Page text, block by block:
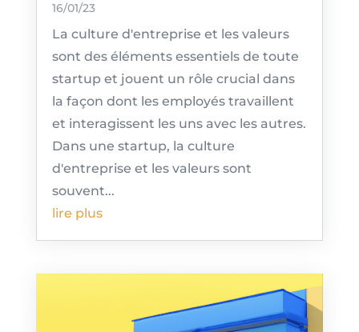
16/01/23
La culture d'entreprise et les valeurs
sont des éléments essentiels de toute
startup et jouent un rôle crucial dans
la façon dont les employés travaillent
et interagissent les uns avec les autres.
Dans une startup, la culture
d'entreprise et les valeurs sont
souvent...
lire plus